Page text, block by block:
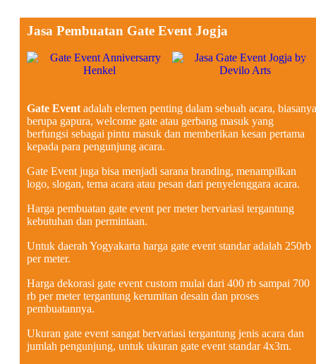
Jasa Pembuatan Gate Event Jogja
Gate Event adalah elemen penting dalam sebuah acara, biasanya
berupa gapura, welcome gate atau gerbang masuk yang
berfungsi sebagai pintu masuk dan memberikan kesan pertama
kepada para pengunjung acara.
Gate Event juga bisa menjadi sarana branding, menampilkan
logo, slogan, tema acara atau pesan dari penyelenggara acara.
Harga pembuatan gate event per meter bervariasi tergantung
kebutuhan dan permintaan.
Untuk daerah Yogyakarta harga gate event standar adalah 250rb
per meter.
Harga dekorasi gate event custom mulai dari 400 rb sampai 700
rb per meter tergantung kerumitan desain dan proses
pembuatannya.
Ukuran gate event sangat bervariasi tergantung jenis acara dan
jumlah pengunjung, untuk ukuran gate event standar 4x3m.